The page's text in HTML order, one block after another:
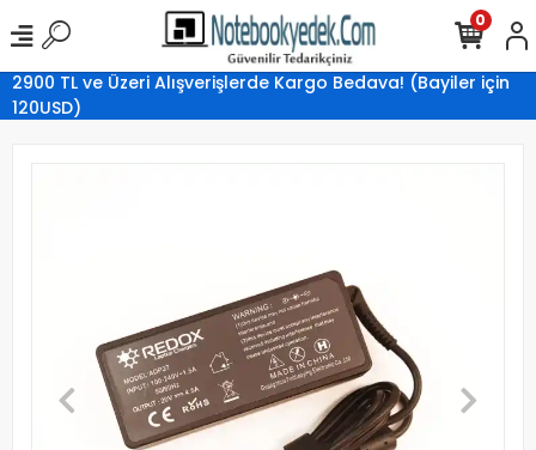
2900 TL ve Üzeri Alışverişlerde Kargo Bedava! (Bayiler için
120USD)
0